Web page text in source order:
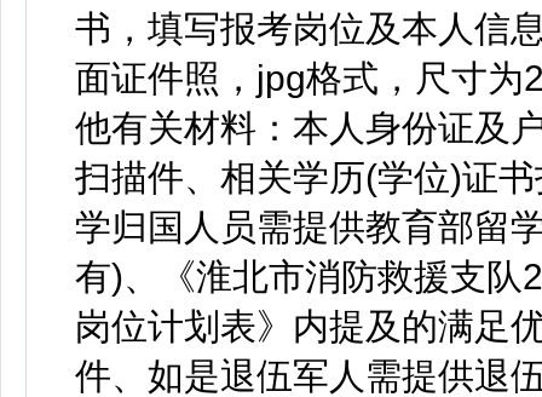
书，填写报考岗位及本人信
面证件照，jpg格式，尺寸
他有关材料：本人身份证及
扫描件、相关学历(学位)证
学归国人员需提供教育部留
有)、《淮北市消防救援支队
岗位计划表》内提及的满足
件、如是退伍军人需提供退